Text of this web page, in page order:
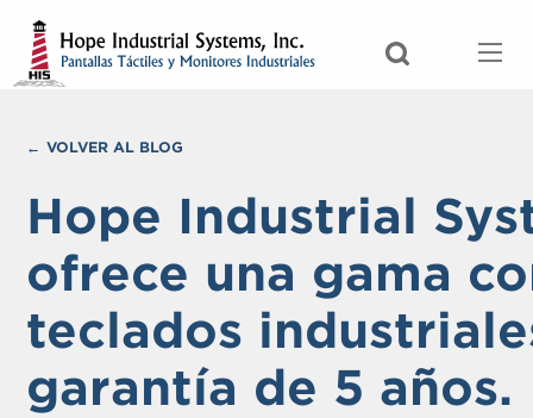
VOLVER AL BLOG
Hope Industrial
ofrece una gama
teclados
garantía de 5 años.